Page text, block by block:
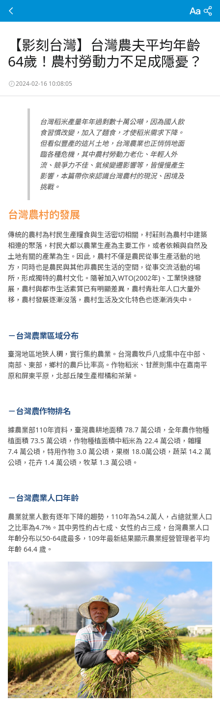
【影刻台灣】台灣農夫平均年齡
64歲！農村勞動力不足成隱憂？
2024-02-16 10:08:05
台灣稻米產量年年過剩數十萬公噸，因為國人飲
食習慣改變，加入了麵食，才使稻米需求下降。
但看似豐產的這片土地，台灣農業也正悄悄地面
臨各種危機，其中農村勞動力老化、年輕人外
流、競爭力不佳、氣候變遷影響等，皆慢慢產生
影響，本篇帶你來認識台灣農村的現況、困境及
挑戰。
台灣農村的發展
傳統的農村為村民生產糧食與生活密切相關，村莊則為農村中建築
相連的聚落，村民大都以農業生產為主要工作，或者依賴與自然及
土地有關的產業為生。因此，農村不僅是農民從事生產活動的地
方，同時也是農民與其他非農民生活的空間，從事交流活動的場
所，形成獨特的農村文化。隨著加入WTO(2002年)、工業快速發
展，農村與都市生活素質已有明顯差異，農村青壯年人口大量外
移，農村發展逐漸沒落，農村生活及文化特色也逐漸消失中。
－台灣農業區域分布
臺灣地區地狹人稠，實行集約農業。台灣農牧戶八成集中在中部、
南部、東部，鄉村的農戶比率高。作物稻米、甘蔗則集中在嘉南平
原和屏東平原，北部丘陵生產柑橘和茶葉。
－台灣農作物排名
據農業部110年資料，臺灣農耕地面積 78.7 萬公頃，全年農作物種
植面積 73.5 萬公頃，作物種植面積中稻米為 22.4 萬公頃，雜糧
7.4 萬公頃，特用作物 3.0 萬公頃，果樹 18.0萬公頃，蔬菜 14.2 萬
公頃，花卉 1.4 萬公頃，牧草 1.3 萬公頃。
－台灣農業人口年齡
農業就業人數有逐年下降的趨勢，110年為54.2萬人，占總就業人口
之比率為4.7%。其中男性約占七成、女性約占三成，台灣農業人口
年齡分布以50-64歲最多，109年最新結果顯示農業經營管理者平均
年齡 64.4 歲。